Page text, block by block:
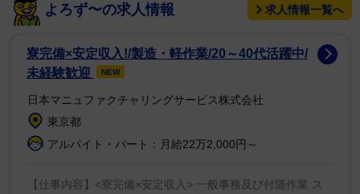
ました。不誠実な女性たちです」「女性の浮気はパート
ナーに不満足な結果である可能性があり、それにより、
パートナーを目覚めさせ、ポジティブな行動変化につな
がると考えられます」「今回の結果は浮気は男性がした
場合にネガティブな影響が出ることがわかりました」
よろず〜の求人情報 求人情報一覧へ
寮完備×安定収入!/製造・軽作業/20～40代活躍中/
未経験歓迎
NEW
日本マニュファクチャリングサービス株式会社
東京都
アルバイト・パート：月給22万2,000円～
【仕事内容】<寮完備×安定収入> 一般事務及び付随作業 ス